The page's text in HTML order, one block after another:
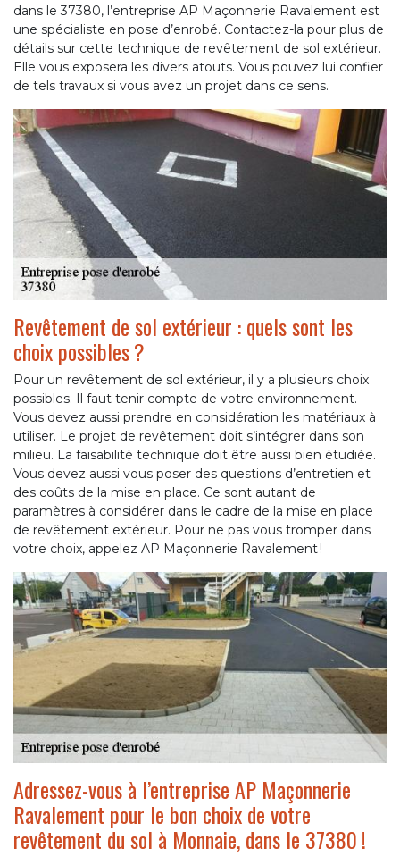
dans le 37380, l’entreprise AP Maçonnerie Ravalement est
une spécialiste en pose d’enrobé. Contactez-la pour plus de
détails sur cette technique de revêtement de sol extérieur.
Elle vous exposera les divers atouts. Vous pouvez lui confier
de tels travaux si vous avez un projet dans ce sens.
Revêtement de sol extérieur : quels sont les
choix possibles ?
Pour un revêtement de sol extérieur, il y a plusieurs choix
possibles. Il faut tenir compte de votre environnement.
Vous devez aussi prendre en considération les matériaux à
utiliser. Le projet de revêtement doit s’intégrer dans son
milieu. La faisabilité technique doit être aussi bien étudiée.
Vous devez aussi vous poser des questions d’entretien et
des coûts de la mise en place. Ce sont autant de
paramètres à considérer dans le cadre de la mise en place
de revêtement extérieur. Pour ne pas vous tromper dans
votre choix, appelez AP Maçonnerie Ravalement !
Adressez-vous à l’entreprise AP Maçonnerie
Ravalement pour le bon choix de votre
revêtement du sol à Monnaie, dans le 37380 !